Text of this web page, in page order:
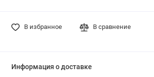
В избранное В сравнение
Информация о доставке